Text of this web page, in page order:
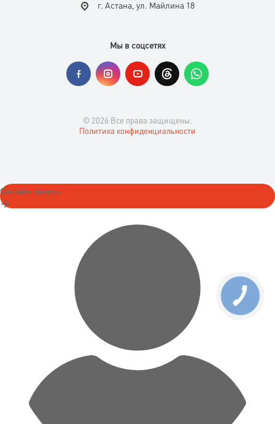
г. Астана, ул. Майлина 18
Мы в соцсетях
© 2026 Все права защищены.
Политика конфиденциальности